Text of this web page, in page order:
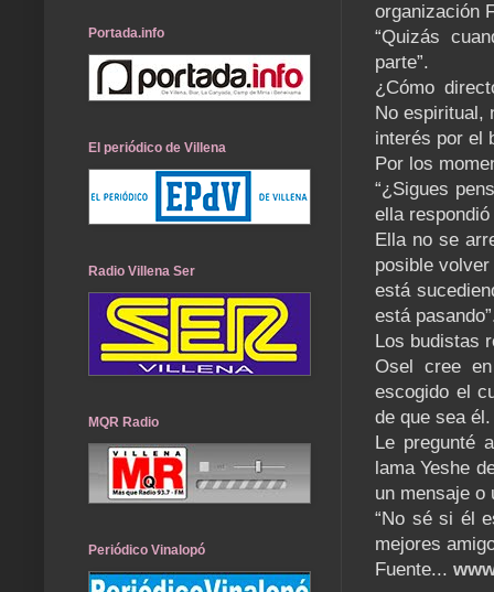
organización
“Quizás
parte”.
¿Cómo
No espiritual,
interés por el
Por los
“¿Sigues
ella
Ella no se
posible
está
está
Los budistas
Osel cree
escogido el
de que sea él.
Le pregunté
lama Yeshe
un mensaje o
“No sé si él
mejores
Fuente...
Portada.info
El periódico de Villena
Radio Villena Ser
MQR Radio
Periódico Vinalopó